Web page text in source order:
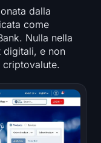
dalla
come
Nulla nella
digitali, e non